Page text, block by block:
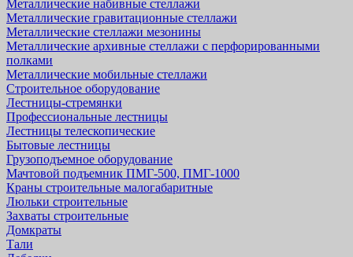
Металлические набивные стеллажи
Металлические гравитационные стеллажи
Металлические стеллажи мезонины
Металлические архивные стеллажи с перфорированными
полками
Металлические мобильные стеллажи
Строительное оборудование
Лестницы-стремянки
Профессиональные лестницы
Лестницы телескопические
Бытовые лестницы
Грузоподъемное оборудование
Мачтовой подъемник ПМГ-500, ПМГ-1000
Краны строительные малогабаритные
Люльки строительные
Захваты строительные
Домкраты
Тали